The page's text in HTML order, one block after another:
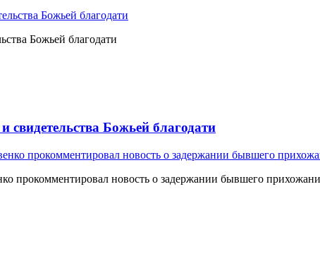
Божьей благодати
свидетельства Божьей благодати
прокомментировал новость о задержании бывшего